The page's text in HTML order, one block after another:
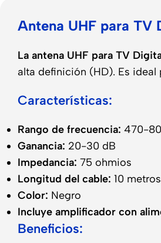
Antena UHF para
La antena UHF para TV
alta definición (HD). Es ideal
Características:
Rango de frecuencia: 470-
Ganancia: 20-30 dB
Impedancia: 75 ohmios
Longitud del cable: 10 metros
Color: Negro
Incluye amplificador con
Beneficios: